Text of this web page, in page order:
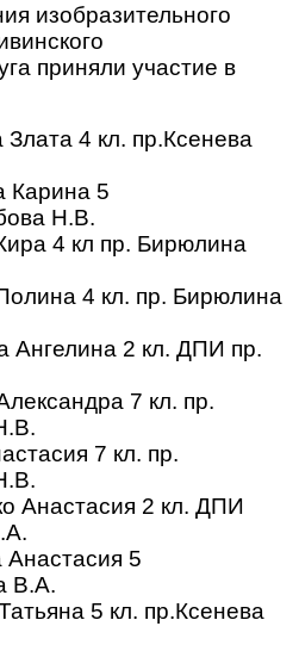
изобразительного
приняли участие в
Злата 4 кл. пр.Ксенева
Карина 5
Н.В.
4 кл пр. Бирюлина
4 кл. пр. Бирюлина
Ангелина 2 кл. ДПИ пр.
7 кл. пр.
7 кл. пр.
Анастасия 2 кл. ДПИ
Анастасия 5
В.А.
5 кл. пр.Ксенева